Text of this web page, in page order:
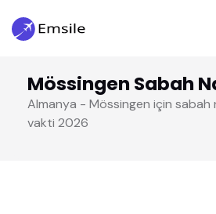
Mössingen Sabah
Almanya - Mössingen için sabah
vakti 2026